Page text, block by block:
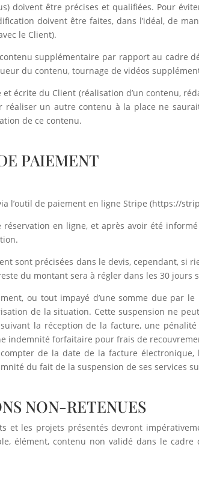
doivent être précises et qualifiées. Pour
doivent être faites, dans l’idéal, de
le Client).
supplémentaire par rapport au cadre
du contenu, tournage de vidéos
écrite du Client (réalisation d’un contenu,
un autre contenu à la place ne
de ce contenu.
PAIEMENT
l’outil de paiement en ligne Stripe (https://
en ligne, et après avoir été
sont précisées dans le devis, cependant, si
du montant sera à régler dans les 30
ou tout impayé d’une somme due par
de la situation. Cette suspension ne
la réception de la facture, une
indemnité forfaitaire pour frais de
de la date de la facture électronique,
du fait de la suspension de ses services
NON-RETENUES
et les projets présentés devront
élément, contenu non validé dans le